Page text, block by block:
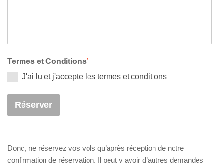
Termes et Conditions*
J'ai lu et j'accepte les termes et conditions
Réserver
Donc, ne réservez vos vols qu’après réception de notre
confirmation de réservation. Il peut y avoir d’autres demandes